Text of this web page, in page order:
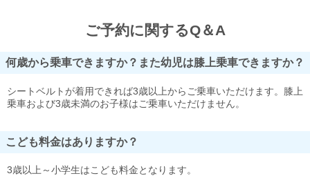
ご予約に関するQ＆A
何歳から乗車できますか？また幼児は膝上乗車できますか？
シートベルトが着用できれば3歳以上からご乗車いただけます。膝上
乗車および3歳未満のお子様はご乗車いただけません。
こども料金はありますか？
3歳以上～小学生はこども料金となります。